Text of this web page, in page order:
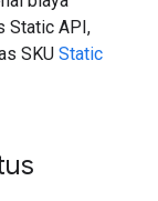
Static API,
SKU Static